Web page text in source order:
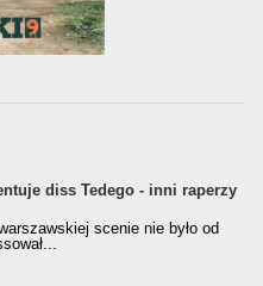
diss Tedego - inni raperzy
scenie nie było od